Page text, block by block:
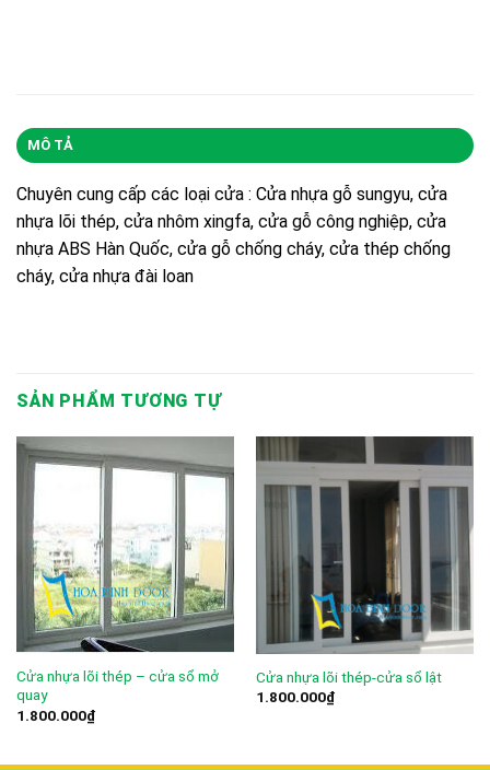
MÔ TẢ
Chuyên cung cấp các loại cửa : Cửa nhựa gỗ sungyu, cửa
nhựa lõi thép, cửa nhôm xingfa, cửa gỗ công nghiệp, cửa
nhựa ABS Hàn Quốc, cửa gỗ chống cháy, cửa thép chống
cháy, cửa nhựa đài loan
SẢN PHẨM TƯƠNG TỰ
Cửa nhựa lõi thép – cửa sổ mở
quay
1.800.000₫
Cửa nhựa lõi thép-cửa sổ lật
1.800.000₫